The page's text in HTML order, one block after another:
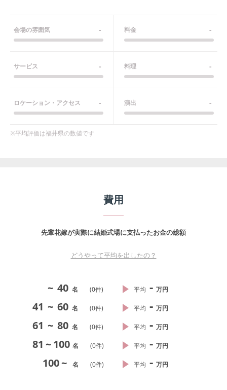
会場の雰囲気 - 料金 -
サービス - 料理 -
ロケーション・アクセス - 演出 -
※平均評価は福井県の数値です
費用
先輩花嫁が実際に結婚式場に支払ったお金の総額
どうやって平均を出したの？
~ 40 名 (0件) 平均 - 万円
41 ~ 60 名 (0件) 平均 - 万円
61 ~ 80 名 (0件) 平均 - 万円
81 ~100 名 (0件) 平均 - 万円
100~ 名 (0件) 平均 - 万円